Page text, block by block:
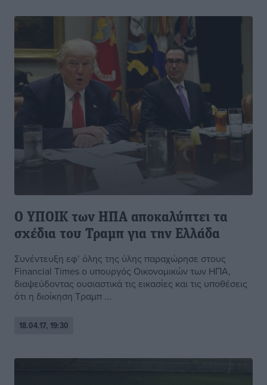
O ΥΠΟΙΚ των ΗΠΑ αποκαλύπτει τα
σχέδια του Τραμπ για την Ελλάδα
Συνέντευξη εφ’ όλης της ύλης παραχώρησε στους
Financial Times ο υπουργός Οικονομικών των ΗΠΑ,
διαψεύδοντας ουσιαστικά τις εικασίες και τις υποθέσεις
ότι η διοίκηση Τραμπ ...
18.04.17, 19:30